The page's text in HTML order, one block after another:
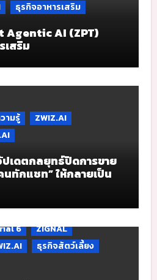
ธุรกิจอาหารเสริม
Agentic AI (ZPT)
เสริม
ามรู้
ZWIZ.AI
ปเดตกลยุทธ์ปิดการขาย
ทักแชท” ให้กลายเป็น
6
ZIGNAL
ธุรกิจสัตว์เลี้ยง